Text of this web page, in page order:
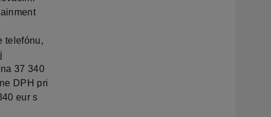
telefónu,
37 340
DPH pri
eur s